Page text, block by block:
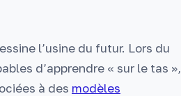
l’usine du futur. Lors du
d’apprendre « sur le tas »,
à des modèles